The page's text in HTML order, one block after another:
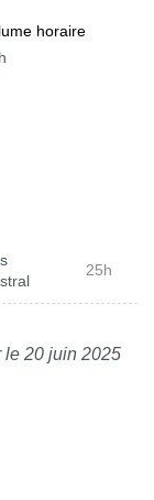
horaire
25h
le 20 juin 2025